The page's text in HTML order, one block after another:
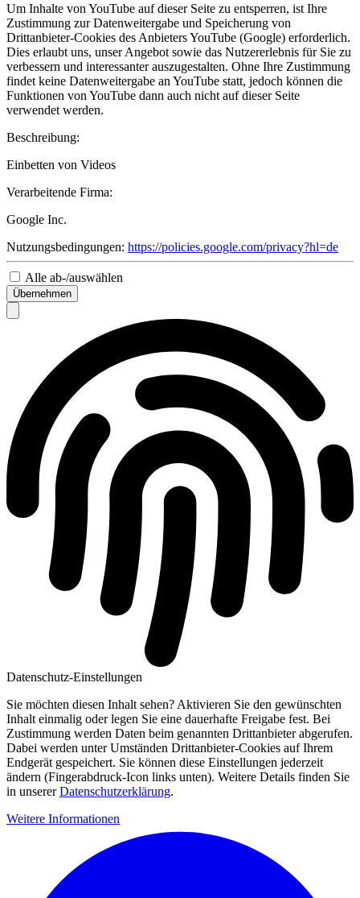
Um Inhalte von YouTube auf dieser Seite zu entsperren, ist Ihre
Zustimmung zur Datenweitergabe und Speicherung von
Drittanbieter-Cookies des Anbieters YouTube (Google) erforderlich.
Dies erlaubt uns, unser Angebot sowie das Nutzererlebnis für Sie zu
verbessern und interessanter auszugestalten. Ohne Ihre Zustimmung
findet keine Datenweitergabe an YouTube statt, jedoch können die
Funktionen von YouTube dann auch nicht auf dieser Seite
verwendet werden.
Beschreibung:
Einbetten von Videos
Verarbeitende Firma:
Google Inc.
Nutzungsbedingungen: https://policies.google.com/privacy?hl=de
Alle ab-/auswählen
Übernehmen
Datenschutz-Einstellungen
Sie möchten diesen Inhalt sehen? Aktivieren Sie den gewünschten
Inhalt einmalig oder legen Sie eine dauerhafte Freigabe fest. Bei
Zustimmung werden Daten beim genannten Drittanbieter abgerufen.
Dabei werden unter Umständen Drittanbieter-Cookies auf Ihrem
Endgerät gespeichert. Sie können diese Einstellungen jederzeit
ändern (Fingerabdruck-Icon links unten). Weitere Details finden Sie
in unsererDatenschutzerklärung.
Weitere Informationen